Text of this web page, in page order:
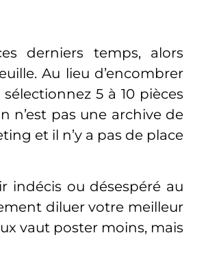
derniers temps, alors
Au lieu d’encombrer
5 à 10 pièces
n’est pas une archive de
et il n’y a pas de place
indécis ou désespéré au
diluer votre meilleur
vaut poster moins, mais